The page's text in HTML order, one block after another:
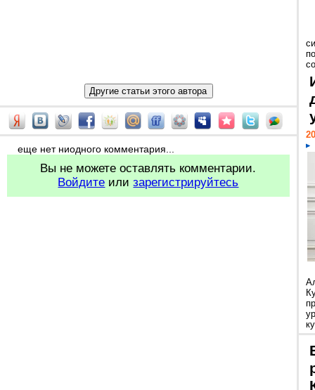
еще нет ниодного комментария...
Вы не можете оставлять комментарии.
Войдите илизарегистрируйтесь